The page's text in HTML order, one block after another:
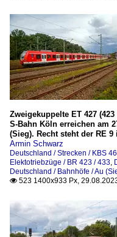
Zweigekuppelte ET 427 (423
S-Bahn Köln erreichen am
(Sieg). Recht steht der RE 9
Armin Schwarz
Deutschland / Strecken / KBS
Elektotriebzüge / BR 423 / 433,
Deutschland / Bahnhöfe / Au
 523 1400x933 Px,